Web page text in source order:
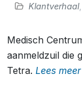
Klantverhaal,
Medisch
aanmeldzuil die
Tetra. Lees meer